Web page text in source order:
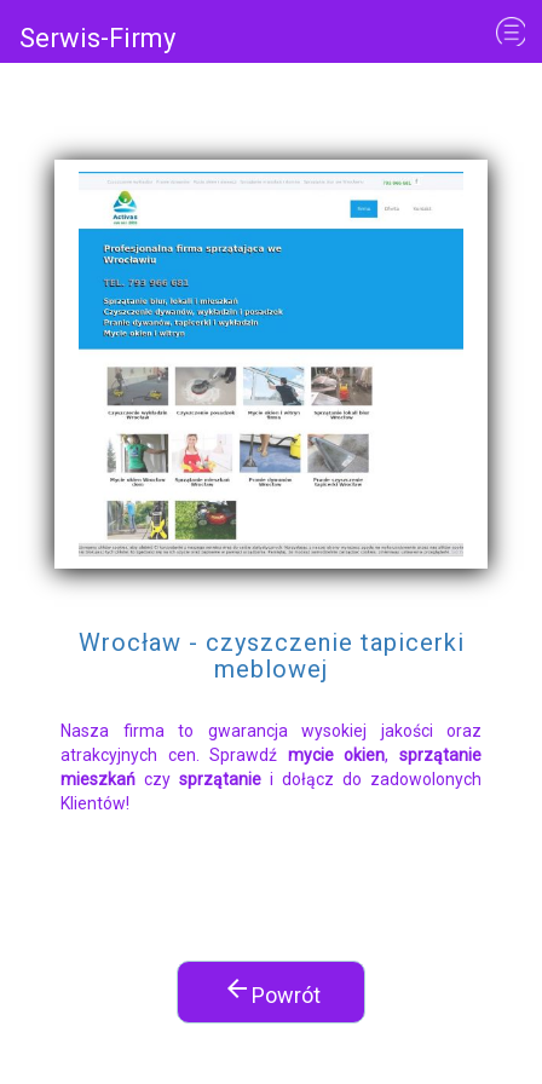
Serwis-Firmy
Wrocław - czyszczenie tapicerki
meblowej
Nasza firma to gwarancja wysokiej jakości oraz
atrakcyjnych cen. Sprawdź mycie okien,sprzątanie
mieszkań czy sprzątanie i dołącz do zadowolonych
Klientów!
arrow_back Powrót